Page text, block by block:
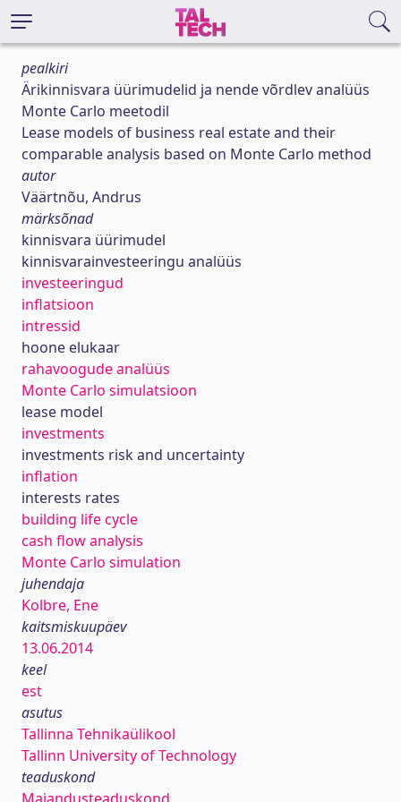
pealkiri
Ärikinnisvara üürimudelid ja nende võrdlev analüüs
Monte Carlo meetodil
Lease models of business real estate and their
comparable analysis based on Monte Carlo method
autor
Väärtnõu, Andrus
märksõnad
kinnisvara üürimudel
kinnisvarainvesteeringu analüüs
investeeringud
inflatsioon
intressid
hoone elukaar
rahavoogude analüüs
Monte Carlo simulatsioon
lease model
investments
investments risk and uncertainty
inflation
interests rates
building life cycle
cash flow analysis
Monte Carlo simulation
juhendaja
Kolbre, Ene
kaitsmiskuupäev
13.06.2014
keel
est
asutus
Tallinna Tehnikaülikool
Tallinn University of Technology
teaduskond